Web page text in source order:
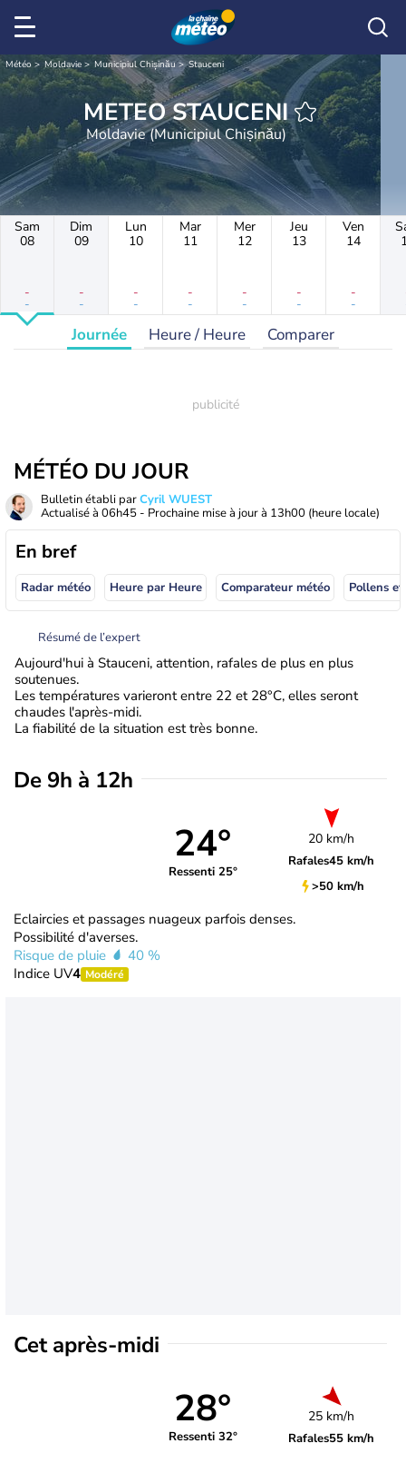
Météo Moldavie Municipiul Chișinău Stauceni
METEO STAUCENI
Moldavie (Municipiul Chișinău)
Sam
08
-
-
Dim
09
-
-
Lun
10
-
-
Mar
11
-
-
Mer
12
-
-
Jeu
13
-
-
Ven
14
-
-
Journée Heure / Heure Comparer
MÉTÉO DU JOUR
Bulletin établi parCyril WUEST
Actualisé à 06h45 - Prochaine mise à jour à 13h00 (heure locale)
En bref
Radar météo Heure par Heure Comparateur météo Pollens
Résumé de l’expert
Aujourd'hui à Stauceni, attention, rafales de plus en plus
soutenues.
Les températures varieront entre 22 et 28°C, elles seront
chaudes l'après-midi.
La fiabilité de la situation est très bonne.
De 9h à 12h
24°
Ressenti 25°
20 km/h
Rafales45 km/h
>50 km/h
Eclaircies et passages nuageux parfois denses.
Possibilité d'averses.
Risque de pluie
40 %
Indice UV4 Modéré
Cet après-midi
28°
Ressenti 32°
25 km/h
Rafales55 km/h